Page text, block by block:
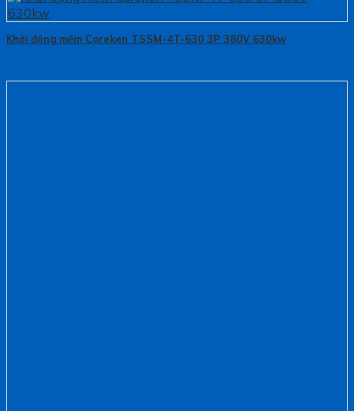
Khởi động mềm Coreken TSSM-4T-630 3P 380V 630kw